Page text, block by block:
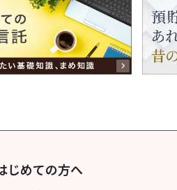
じめての方へ